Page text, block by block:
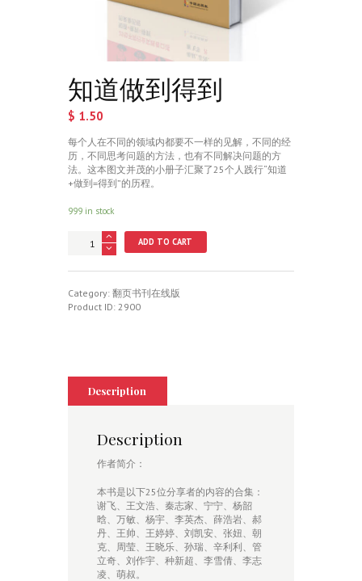
知道做到得到
$ 1.50
每个人在不同的领域内都要不一样的见解，不同的经
历，不同思考问题的方法，也有不同解决问题的方
法。这本图文并茂的小册子汇聚了25个人践行“知道
+做到=得到”的历程。
999 in stock
得
到
ADD TO CART
Category: 翻页书刊在线版
Product ID: 2900
Description
Description
作者简介：
本书是以下25位分享者的内容的合集：
谢飞、王文浩、秦志家、宁宁、杨韶
晗、万敏、杨宇、李英杰、薛浩岩、郝
丹、王帅、王婷婷、刘凯安、张妞、朝
克、周莹、王晓乐、孙瑞、辛利利、管
立奇、刘作宇、种新超、李雪倩、李志
凌、萌叔。